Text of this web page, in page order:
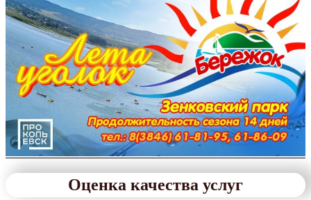
Оценка качества услуг